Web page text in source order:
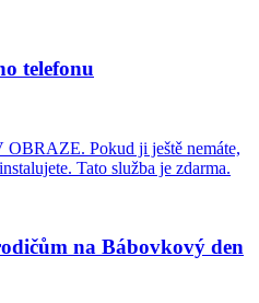
telefonu
OBRAZE. Pokud ji ještě nemáte,
Tato služba je zdarma.
na Bábovkový den